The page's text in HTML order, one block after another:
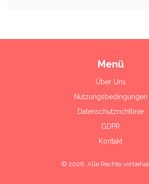
Menü
Über Uns
Nutzungsbedingungen
Datenschutzrichtlinie
GDPR
Kontakt
© 2026. Alle Rechte